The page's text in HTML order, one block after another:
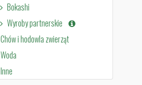
Bokashi
Wyroby partnerskie
Chów i hodowla zwierząt
Woda
Inne